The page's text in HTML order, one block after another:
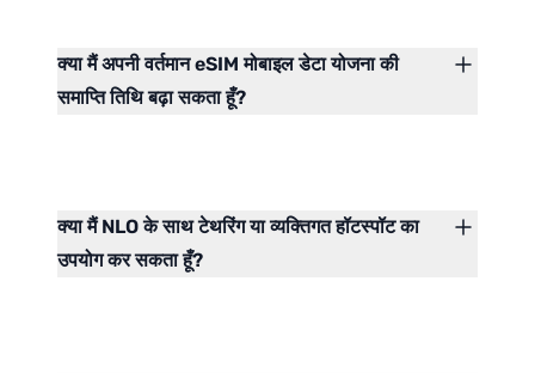
क्या मैं अपनी वर्तमान eSIM मोबाइल डेटा योजना की
समाप्ति तिथि बढ़ा सकता हूँ?
क्या मैं NLO के साथ टेथरिंग या व्यक्तिगत हॉटस्पॉट का
उपयोग कर सकता हूँ?